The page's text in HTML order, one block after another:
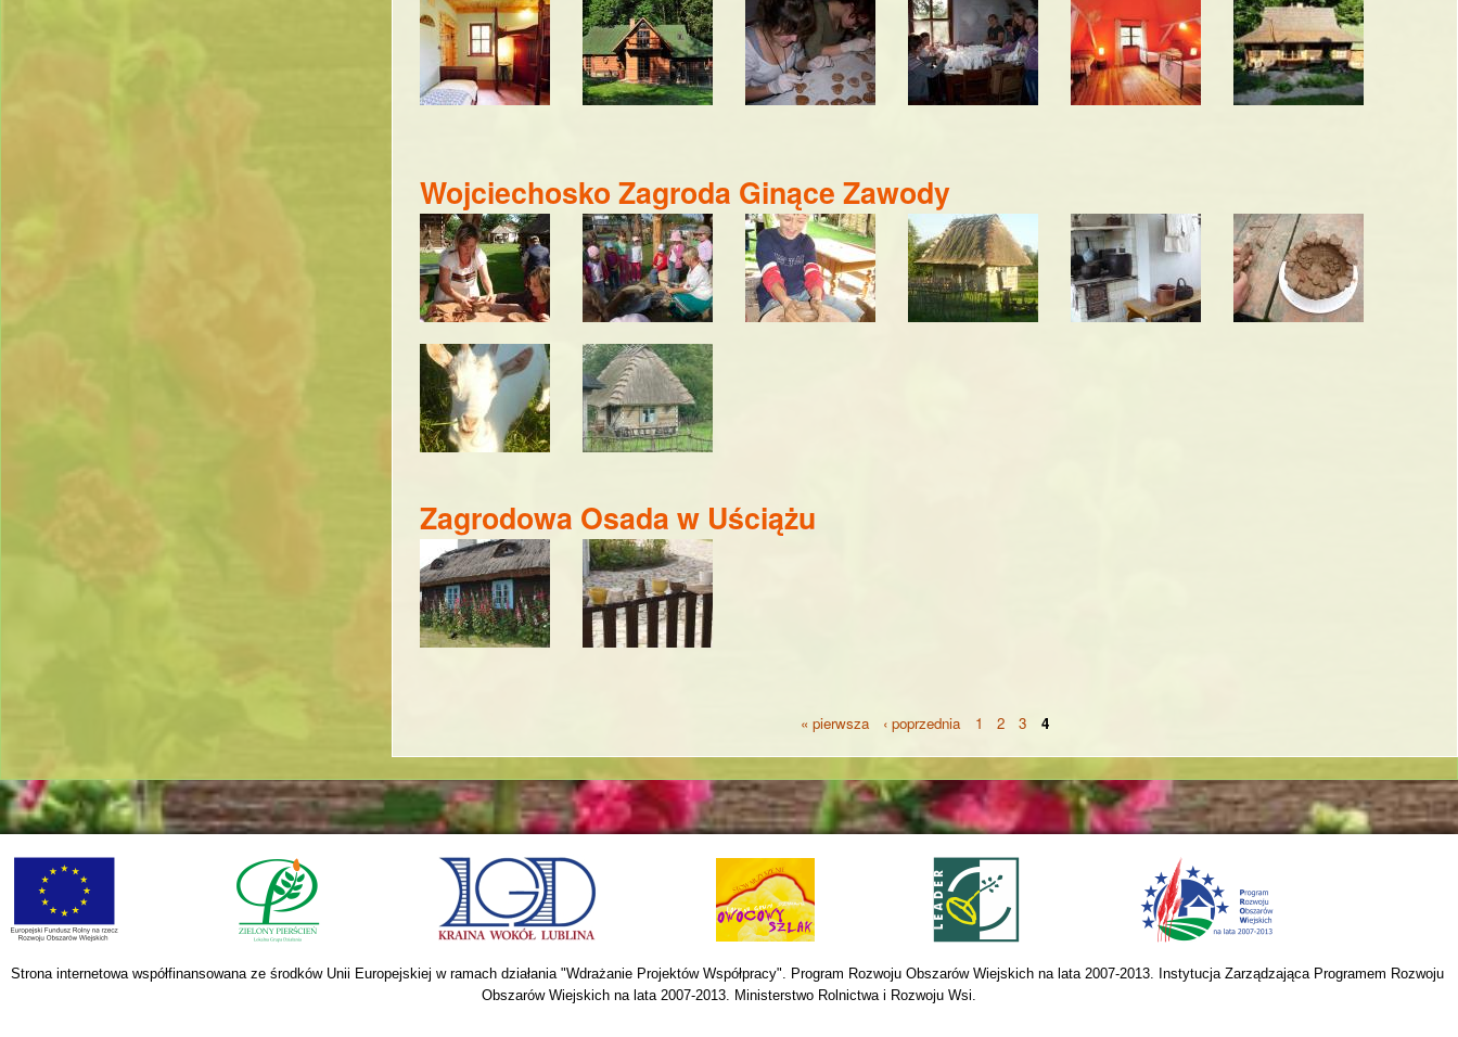
Wojciechosko Zagroda Ginące Zawody
Zagrodowa Osada w Uściążu
t
o
« pierwsza ‹ poprzednia 1 2 3 4
Strona internetowa współfinansowana ze środków Unii Europejskiej w ramach działania "Wdrażanie Projektów Współpracy". Program Rozwoju Obszarów Wiejskich na lata 2007-2013. Instytucja Zarządzająca Programem Rozwoju
Obszarów Wiejskich na lata 2007-2013. Ministerstwo Rolnictwa i Rozwoju Wsi.